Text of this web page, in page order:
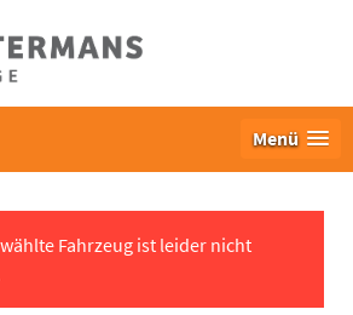
Menü
Fahrzeug ist leider nicht